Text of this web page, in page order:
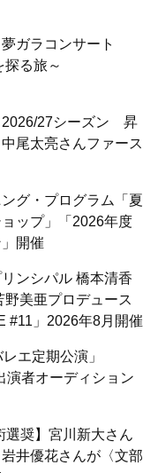
ガラコンサート
る旅～
27シーズン 昇
尾太亮さんファース
グ・プログラム「夏
ップ」「2026年度
開催
ンシパル 橋本清香
野美亜プロデュース
#11」2026年8月開催
エ定期公演」
演者オーディション
選奨】宮川新大さん
井優花さんが〈文部